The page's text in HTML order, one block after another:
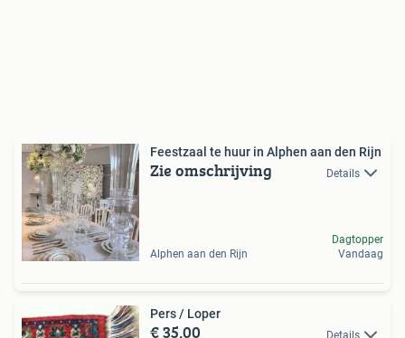
Feestzaal te huur in Alphen aan den Rijn
Zie omschrijving Details
Alphen aan den Rijn
Dagtopper
Vandaag
Pers / Loper
€ 35,00 Details